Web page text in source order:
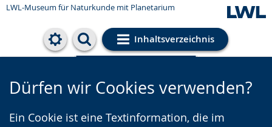
LWL-Museum für Naturkunde mit Planetarium
Inhaltsverzeichnis
Cookie-Einstellungen
Dürfen wir Cookies verwenden?
Ein Cookie ist eine Textinformation, die im